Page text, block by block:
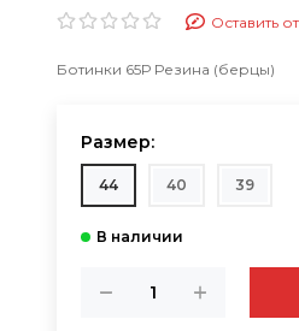
Оставить
Ботинки 65Р Резина (берцы)
Размер:
44 40 39